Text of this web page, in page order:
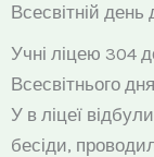
Всесвітній день
Учні ліцею 304
Всесвітнього
У в ліцеї
бесіди,